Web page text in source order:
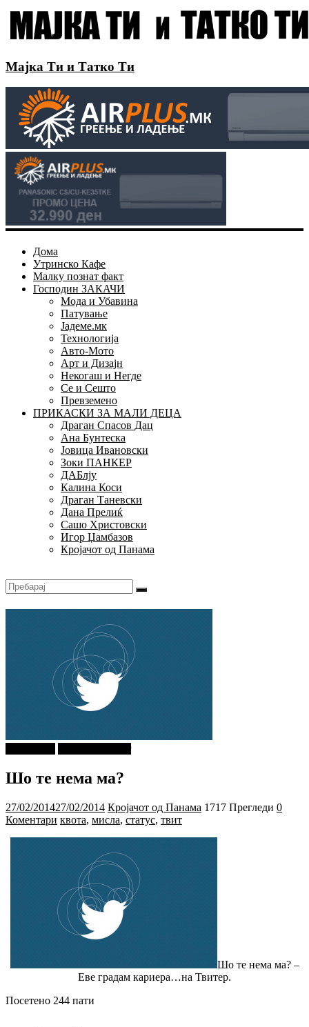
Мајка Ти и Татко Ти
Дома
Утринско Кафе
Малку познат факт
Господин ЗАКАЧИ
Мода и Убавина
Патување
Јадеме.мк
Технологија
Авто-Мото
Арт и Дизајн
Некогаш и Негде
Се и Сешто
Превземено
ПРИКАСКИ ЗА МАЛИ ДЕЦА
Драган Спасов Дац
Ана Бунтеска
Јовица Ивановски
Зоки ПАНКЕР
ДАБлју
Калина Коси
Драган Таневски
Дана Прелиќ
Сашо Христовски
Игор Џамбазов
Кројачот од Панама
Шо те нема ма?
27/02/201427/02/2014 Кројачот од Панама 1717 Прегледи 0
Коментари квота, мисла, статус, твит
Шо те нема ма? –
Еве градам кариера…на Твитер.
Посетено 244 пати